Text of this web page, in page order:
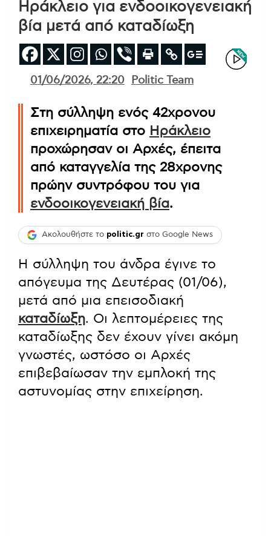
Ηράκλειο για ενδοοικογενειακή
βία μετά από καταδίωξη
01/06/2026, 22:20 Politic Team
Στη σύλληψη ενός 42χρονου
επιχειρηματία στο Ηράκλειο
προχώρησαν οι Αρχές, έπειτα
από καταγγελία της 28χρονης
πρώην συντρόφου του για
ενδοοικογενειακή βία.
Ακολουθήστε το politic.gr στο Google News
Η σύλληψη του άνδρα έγινε το
απόγευμα της Δευτέρας (01/06),
μετά από μια επεισοδιακή
καταδίωξη. Οι λεπτομέρειες της
καταδίωξης δεν έχουν γίνει ακόμη
γνωστές, ωστόσο οι Αρχές
επιβεβαίωσαν την εμπλοκή της
αστυνομίας στην επιχείρηση.